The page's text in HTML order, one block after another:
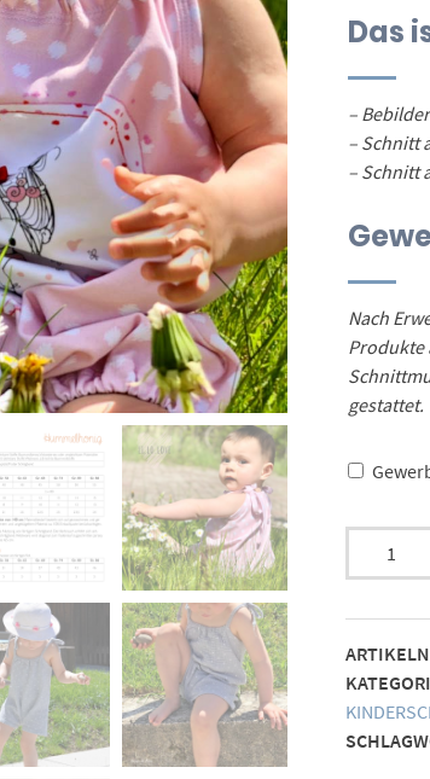
Das
–
– Schnitt
– Schnitt
Nach
Produkte
gestattet.
Floh
(Gr.
56-
86)
Menge